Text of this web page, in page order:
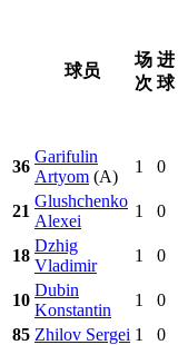
球员
场
次
进
球
36
Garifulin
Artyom (A)
1 0
21
Glushchenko
Alexei
1 0
18
Dzhig
Vladimir
1 0
10
Dubin
Konstantin
1 0
85 Zhilov Sergei 1 0